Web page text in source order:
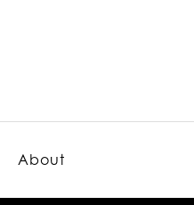
About